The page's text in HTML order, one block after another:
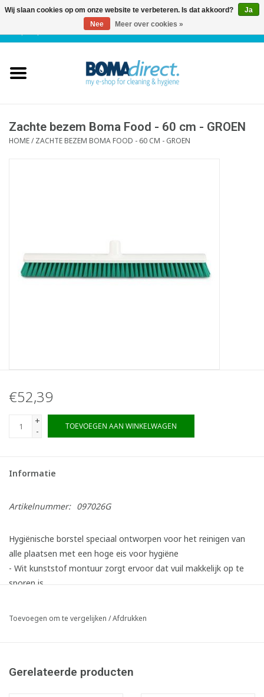
Klantenservice
Zachte bezem Boma Food - 60 cm - GROEN
HOME/ZACHTE BEZEM BOMA FOOD - 60 CM - GROEN
€52,39
+
-
TOEVOEGEN AAN WINKELWAGEN
Informatie
Artikelnummer: 097026G
Hygiënische borstel speciaal ontworpen voor het reinigen van
alle plaatsen met een hoge eis voor hygiëne
- Wit kunststof montuur zorgt ervoor dat vuil makkelijk op te
sporen is
- Zachte Rilsan vezels: bijzonder slijtvast, krult niet en remt de
Toevoegen om te vergelijken /Afdrukken
Gerelateerde producten
Wij slaan cookies op om onze website te verbeteren. Is dat akkoord?
Ja
Nee
Meer over cookies »